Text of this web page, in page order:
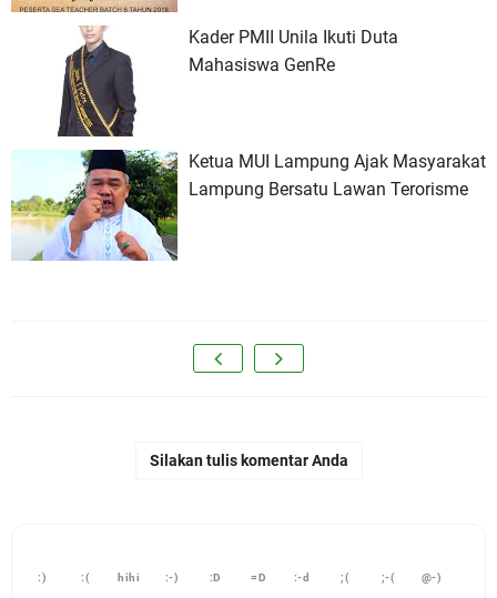
Kader PMII Unila Ikuti Duta
Mahasiswa GenRe
Ketua MUI Lampung Ajak Masyarakat
Lampung Bersatu Lawan Terorisme
Silakan tulis komentar Anda
:) :( hihi :-) :D =D :-d ;( ;-( @-)